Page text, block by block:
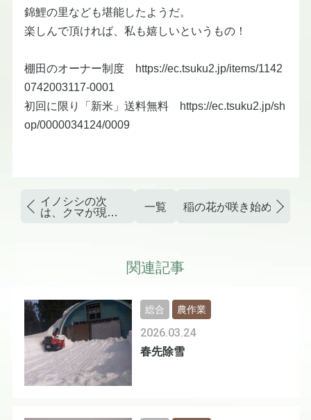
錦鯉の里なども堪能したようだ。
楽しんで頂ければ、私も嬉しいというもの！
棚田のオーナー制度 https://ec.tsuku2.jp/items/1142
0742003117-0001
初回に限り「新米」送料無料 https://ec.tsuku2.jp/sh
op/0000034124/0009
イノシシの次
は、クマが現れ
一覧 稲の花が咲き始めた！
関連記事
春先除雪
2026.03.24
総合 農作業